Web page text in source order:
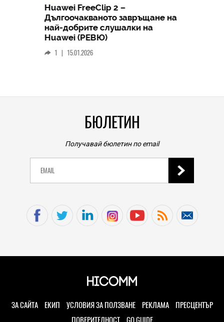
Huawei FreeClip 2 –
Дългоочакваното завръщане на
най-добрите слушалки на
Huawei (РЕВЮ)
1 | 15.01.2026
БЮЛЕТИН
Получавай бюлетин по email
ЗА САЙТА ЕКИП УСЛОВИЯ ЗА ПОЛЗВАНЕ РЕКЛАМА
ПРЕСЦЕНТЪР
ПОВЕРИТЕЛНОСТ
GO GUIDE